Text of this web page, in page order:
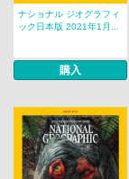
ナショナル ジオグラフィ
ック日本版 2021年1月...
購入